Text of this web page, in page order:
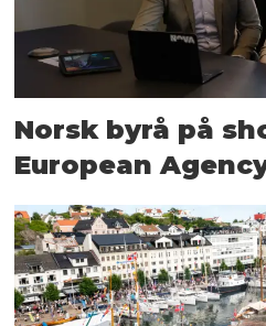
Norsk byrå på
European